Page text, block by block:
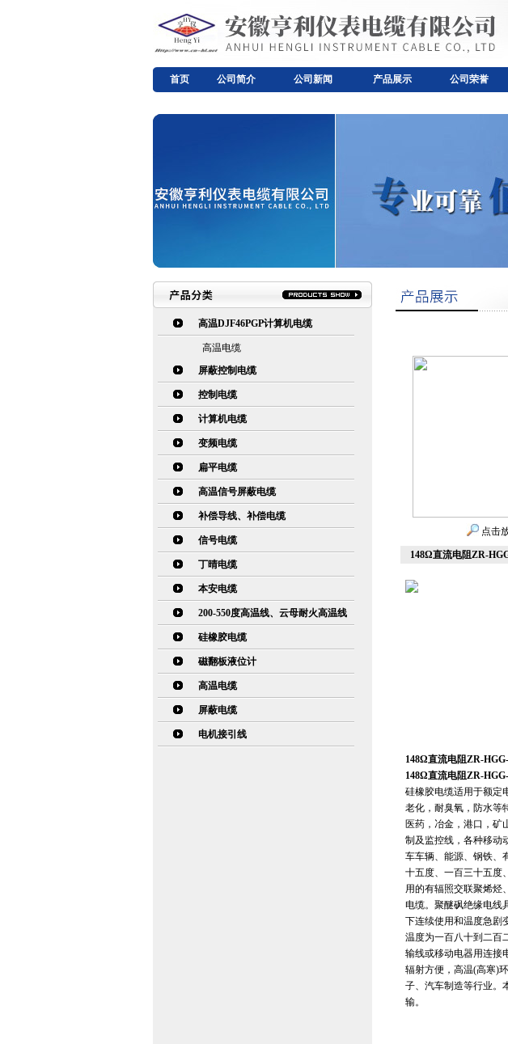
首页 公司简介 公司新闻 产品展示 公司荣誉
高温DJF46PGP计算机电缆
高温电缆
屏蔽控制电缆
控制电缆
计算机电缆
变频电缆
扁平电缆
高温信号屏蔽电缆
补偿导线、补偿电缆
信号电缆
丁晴电缆
本安电缆
200-550度高温线、云母耐火高温线
硅橡胶电缆
磁翻板液位计
高温电缆
屏蔽电缆
电机接引线
点击
148Ω直流电阻ZR-
148Ω直流电阻ZR-
148Ω直流电阻ZR-
硅橡胶电缆适用于额定
老化，耐臭氧，防水等
医药，冶金，港口，矿
制及监控线，各种移动
车车辆、能源、钢铁、
十五度、一百三十五度
用的有辐照交联聚烯烃
电缆。聚醚砜绝缘电线
下连续使用和温度急剧
温度为一百八十到二百
输线或移动电器用连接
辐射方便，高温(高寒)
子、汽车制造等行业。
输。